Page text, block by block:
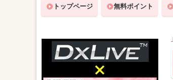
トップページ 無料ポイント